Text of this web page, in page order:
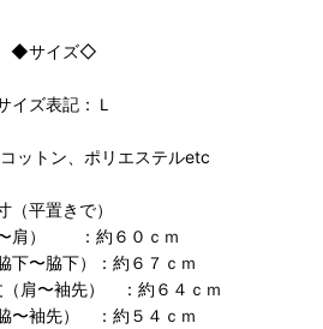
◆サイズ◇
イズ表記：Ｌ
ットン、ポリエステルetc
（平置きで）
〜肩） ：約６０ｃｍ
〜脇下）：約６７ｃｍ
袖先） ：約６４ｃｍ
袖先） ：約５４ｃｍ